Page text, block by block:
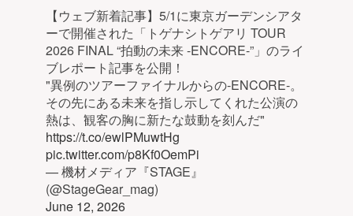
【ウェブ新着記事】5/1に東京ガーデンシアタ
ーで開催された「トゲナシトゲアリ TOUR
2026 FINAL “拍動の未来 -ENCORE-”」のライ
ブレポート記事を公開！
"異例のツアーファイナルからの-ENCORE-。
その先にある未来を指し示してくれた公演の
熱は、観客の胸に新たな鼓動を刻んだ"
https://t.co/ewlPMuwtHg
pic.twitter.com/p8Kf0OemPi
— 機材メディア『STAGE』
(@StageGear_mag)
June 12, 2026